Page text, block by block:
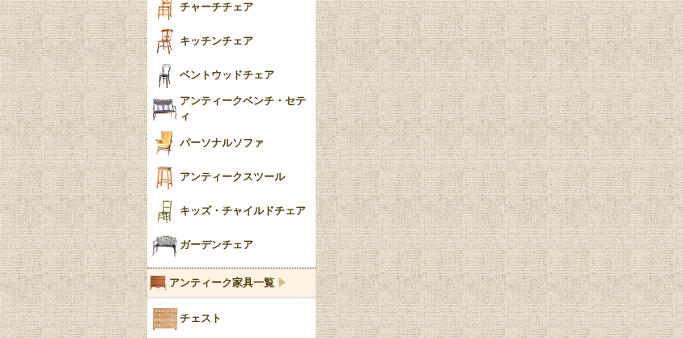
ー
ミラー
花瓶おしゃれ
陶器の人形
キャンドルホルダー
トライポッド
バラスター
陶磁器の模様一覧
イマリ（IMARI）
ブルー＆ホワイト
ブルーウィローパターン
Blue）
チャーチチェア
キッチンチェア
ベントウッドチェア
アンティークベンチ・セテ
ィ
パーソナルソファ
アンティークスツール
キッズ・チャイルドチェア
ガーデンチェア
アンティーク家具一覧
チェスト